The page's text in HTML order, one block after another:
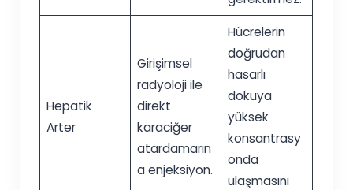
Hepatik
Arter
Girişimsel
radyoloji ile
direkt
karaciğer
atardamarın
a enjeksiyon.
Hücrelerin
doğrudan
hasarlı
dokuya
yüksek
konsantrasy
onda
ulaşmasını